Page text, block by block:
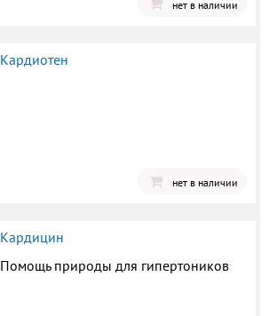
нет в наличии
Кардиотен
нет в наличии
Кардицин
Помощь природы для гипертоников